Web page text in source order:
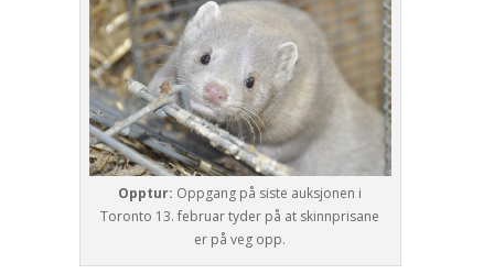
Opptur: Oppgang på siste auksjonen i
Toronto 13. februar tyder på at skinnprisane
er på veg opp.